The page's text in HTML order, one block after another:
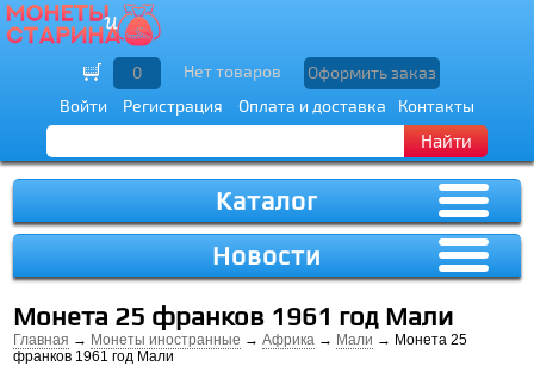
Войти Регистрация Оплата и доставка Контакты
Найти
0 Нет товаров Оформить заказ
Каталог
Новости
Монета 25 франков 1961 год Мали
Главная → Монеты иностранные →Африка → Мали → Монета 25
франков 1961 год Мали